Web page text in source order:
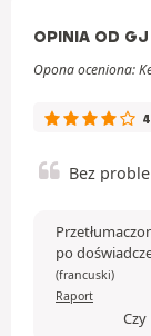
OPINIA OD GJ
Opona oceniona:
Bez
po
(francuski)
Raport